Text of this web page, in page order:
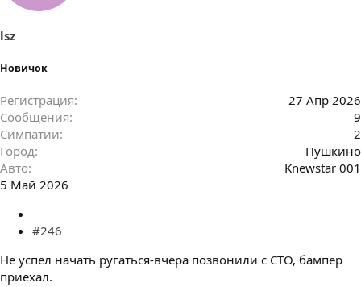
lsz
Новичок
Регистрация
27 Апр 2026
Сообщения
9
Симпатии
2
Город
Пушкино
Авто
Knewstar 001
5 Май 2026
#246
Не успел начать ругаться-вчера позвонили с СТО, бампер
приехал.